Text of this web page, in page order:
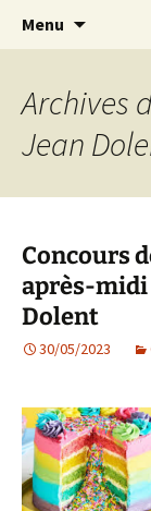
AIP
Agit –
enfants du
Saint
Menu
Archives
Jean
Concours
après-midi
Dolent
30/05/2023